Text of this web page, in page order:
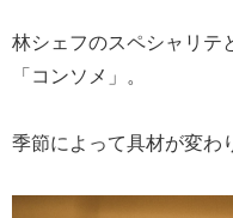
林シェフのスペシャリテ
「コンソメ」。
季節によって具材が変わ